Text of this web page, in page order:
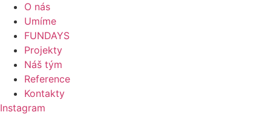
O nás
Umíme
FUNDAYS
Projekty
Náš tým
Reference
Kontakty
Instagram